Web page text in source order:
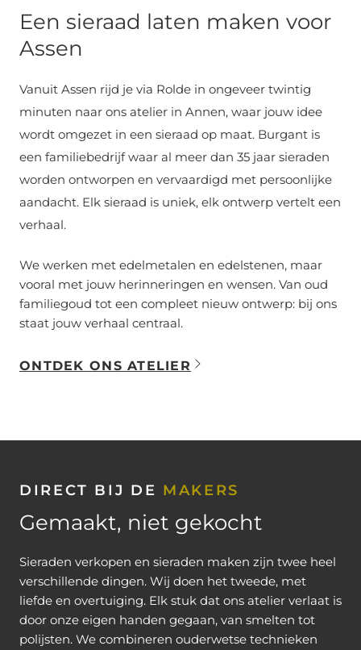
Een sieraad laten maken voor
Assen
Vanuit Assen rijd je via Rolde in ongeveer twintig
minuten naar ons atelier in Annen, waar jouw idee
wordt omgezet in een sieraad op maat. Burgant is
een familiebedrijf waar al meer dan 35 jaar sieraden
worden ontworpen en vervaardigd met persoonlijke
aandacht. Elk sieraad is uniek, elk ontwerp vertelt een
verhaal.
We werken met edelmetalen en edelstenen, maar
vooral met jouw herinneringen en wensen. Van oud
familiegoud tot een compleet nieuw ontwerp: bij ons
staat jouw verhaal centraal.
ONTDEK ONS ATELIER
DIRECT BIJ DE MAKERS
Gemaakt, niet gekocht
Sieraden verkopen en sieraden maken zijn twee heel
verschillende dingen. Wij doen het tweede, met
liefde en overtuiging. Elk stuk dat ons atelier verlaat is
door onze eigen handen gegaan, van smelten tot
polijsten. We combineren ouderwetse technieken